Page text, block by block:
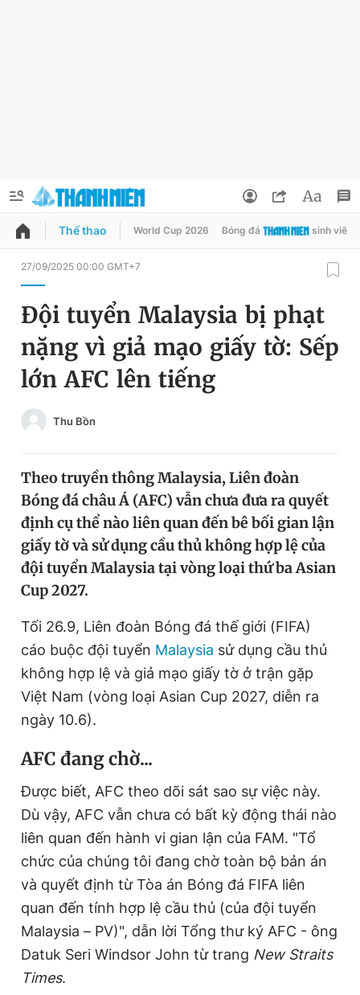
QUẢNG CÁO ĐẶT BÁO
Chuyên mục
Chuyên mục khác
Chào ngày mới
Tin thị trường
Video Magazine
Sản phẩm khác
Thông tin tòa soạn Liên hệ quảng cáo
Hotline
0906 645 777
Liên hệ quảng cáo
0908 780 404
Đặt báo
Đổi mật khẩu
Tin đã lưu
Thể thao World Cup 2026 Bóng đá sinh viên
27/09/2025 00:00 GMT+7
Đội tuyển Malaysia bị phạt
nặng vì giả mạo giấy tờ: Sếp
lớn AFC lên tiếng
Thu Bồn
Theo truyền thông Malaysia, Liên đoàn
Bóng đá châu Á (AFC) vẫn chưa đưa ra quyết
định cụ thể nào liên quan đến bê bối gian lận
giấy tờ và sử dụng cầu thủ không hợp lệ của
đội tuyển Malaysia tại vòng loại thứ ba Asian
Cup 2027.
Tối 26.9, Liên đoàn Bóng đá thế giới (FIFA)
cáo buộc đội tuyển Malaysia sử dụng cầu thủ
không hợp lệ và giả mạo giấy tờ ở trận gặp
Việt Nam (vòng loại Asian Cup 2027, diễn ra
ngày 10.6).
AFC đang chờ...
Được biết, AFC theo dõi sát sao sự việc này.
Dù vậy, AFC vẫn chưa có bất kỳ động thái nào
liên quan đến hành vi gian lận của FAM. "Tổ
chức của chúng tôi đang chờ toàn bộ bản án
và quyết định từ Tòa án Bóng đá FIFA liên
quan đến tính hợp lệ cầu thủ (của đội tuyển
Malaysia – PV)", dẫn lời Tổng thư ký AFC - ông
Datuk Seri Windsor John từ trang New Straits
Times.